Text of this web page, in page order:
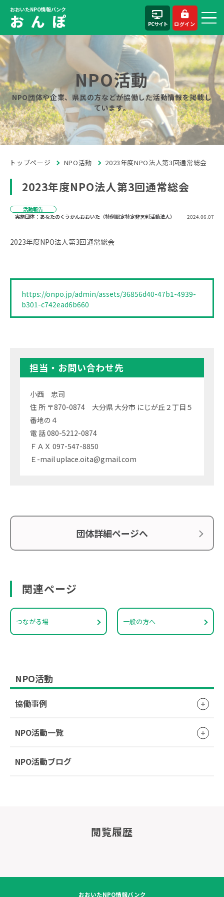
おおいたNPO情報バンク
お ん ぽ PCサイト ログイン
NPO活動
NPO団体や企業、県民の方などが協働した活動情報を掲載し
ています。
トップページ NPO活動 2023年度NPO法人第3回通常総会
2023年度NPO法人第3回通常総会
活動報告
実施団体：あなたのくうかんおおいた（特例認定特定非営利活動法人）
2024.06.07
2023年度NPO法人第3回通常総会
https://onpo.jp/admin/assets/36856d40-47b1-4939-
b301-c742ead6b660
担当・お問い合わせ先
小西 忠司
住 所 〒870-0874 大分県 大分市 にじが丘２丁目５
番地の４
電 話 080-5212-0874
ＦＡＸ 097-547-8850
Ｅ-mail uplace.oita@gmail.com
団体詳細ページへ
関連ページ
つながる場 一般の方へ
NPO活動
協働事例
NPO活動一覧
NPO活動ブログ
閲覧履歴
おおいたNPO情報バンク